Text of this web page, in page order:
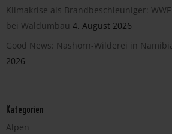
Klimakrise als Brandbeschleuniger:
bei Waldumbau 4. August 2026
Good News: Nashorn-Wilderei in
2026
Kategorien
Alpen